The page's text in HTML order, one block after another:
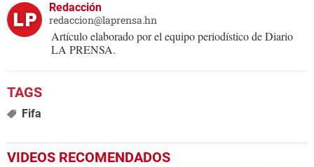
Redacción
redaccion@laprensa.hn
Artículo elaborado por el equipo periodístico de Diario
LA PRENSA.
Fifa
VIDEOS RECOMENDADOS